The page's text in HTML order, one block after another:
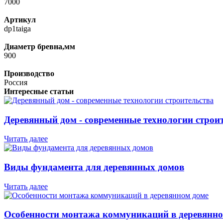
Артикул
dp1taiga
Диаметр бревна,мм
900
Производство
Россия
Интересные статьи
Деревянный дом - современные технологии
Читать далее
Виды фундамента для деревянных домов
Читать далее
Особенности монтажа коммуникаций в